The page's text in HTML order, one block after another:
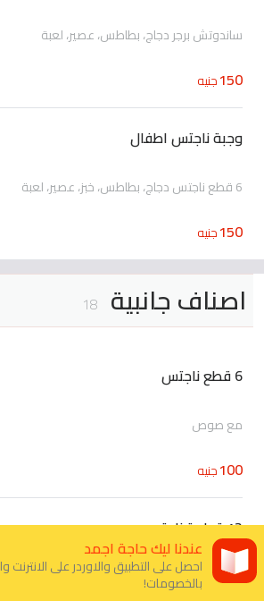
ساندوتش برجر دجاج، بطاطس، عصير، لعبة
150جنيه
وجبة ناجتس اطفال
6 قطع ناجتس دجاج، بطاطس، خبز، عصير، لعبة
150جنيه
اصناف جانبية 18
6 قطع ناجتس
مع صوص
100جنيه
12 قطعة ناجتس
مع صوص
عندنا ليك حاجة اجمد
احصل على التطبيق والاوردر على الانترنت
بالخصومات!